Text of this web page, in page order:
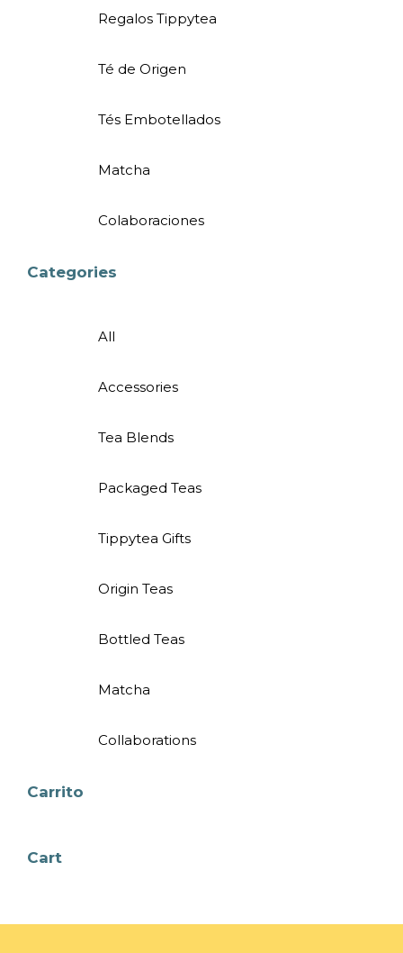
Regalos Tippytea
Té de Origen
Tés Embotellados
Matcha
Colaboraciones
Categories
All
Accessories
Tea Blends
Packaged Teas
Tippytea Gifts
Origin Teas
Bottled Teas
Matcha
Collaborations
Carrito
Cart